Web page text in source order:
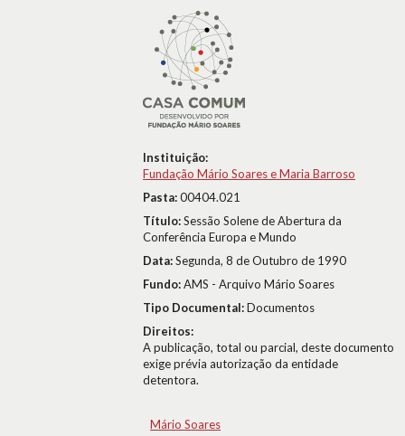
Instituição:
Fundação Mário Soares e Maria Barroso
Pasta:00404.021
Título:Sessão Solene de Abertura da
Conferência Europa e Mundo
Data:Segunda, 8 de Outubro de 1990
Fundo:AMS - Arquivo Mário Soares
Tipo Documental:Documentos
Direitos:
A publicação, total ou parcial, deste documento
exige prévia autorização da entidade
detentora.
Mário Soares